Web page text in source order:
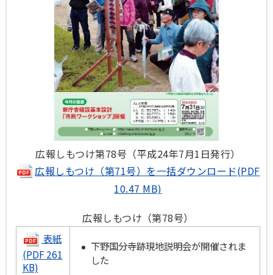
広報しもつけ第78号（平成24年7月1日発行）
広報しもつけ（第71号）を一括ダウンロード(PDF
10.47 MB)
広報しもつけ（第78号）
表紙
(PDF 261
KB)
下野国分寺跡現地説明会が開催されま
した